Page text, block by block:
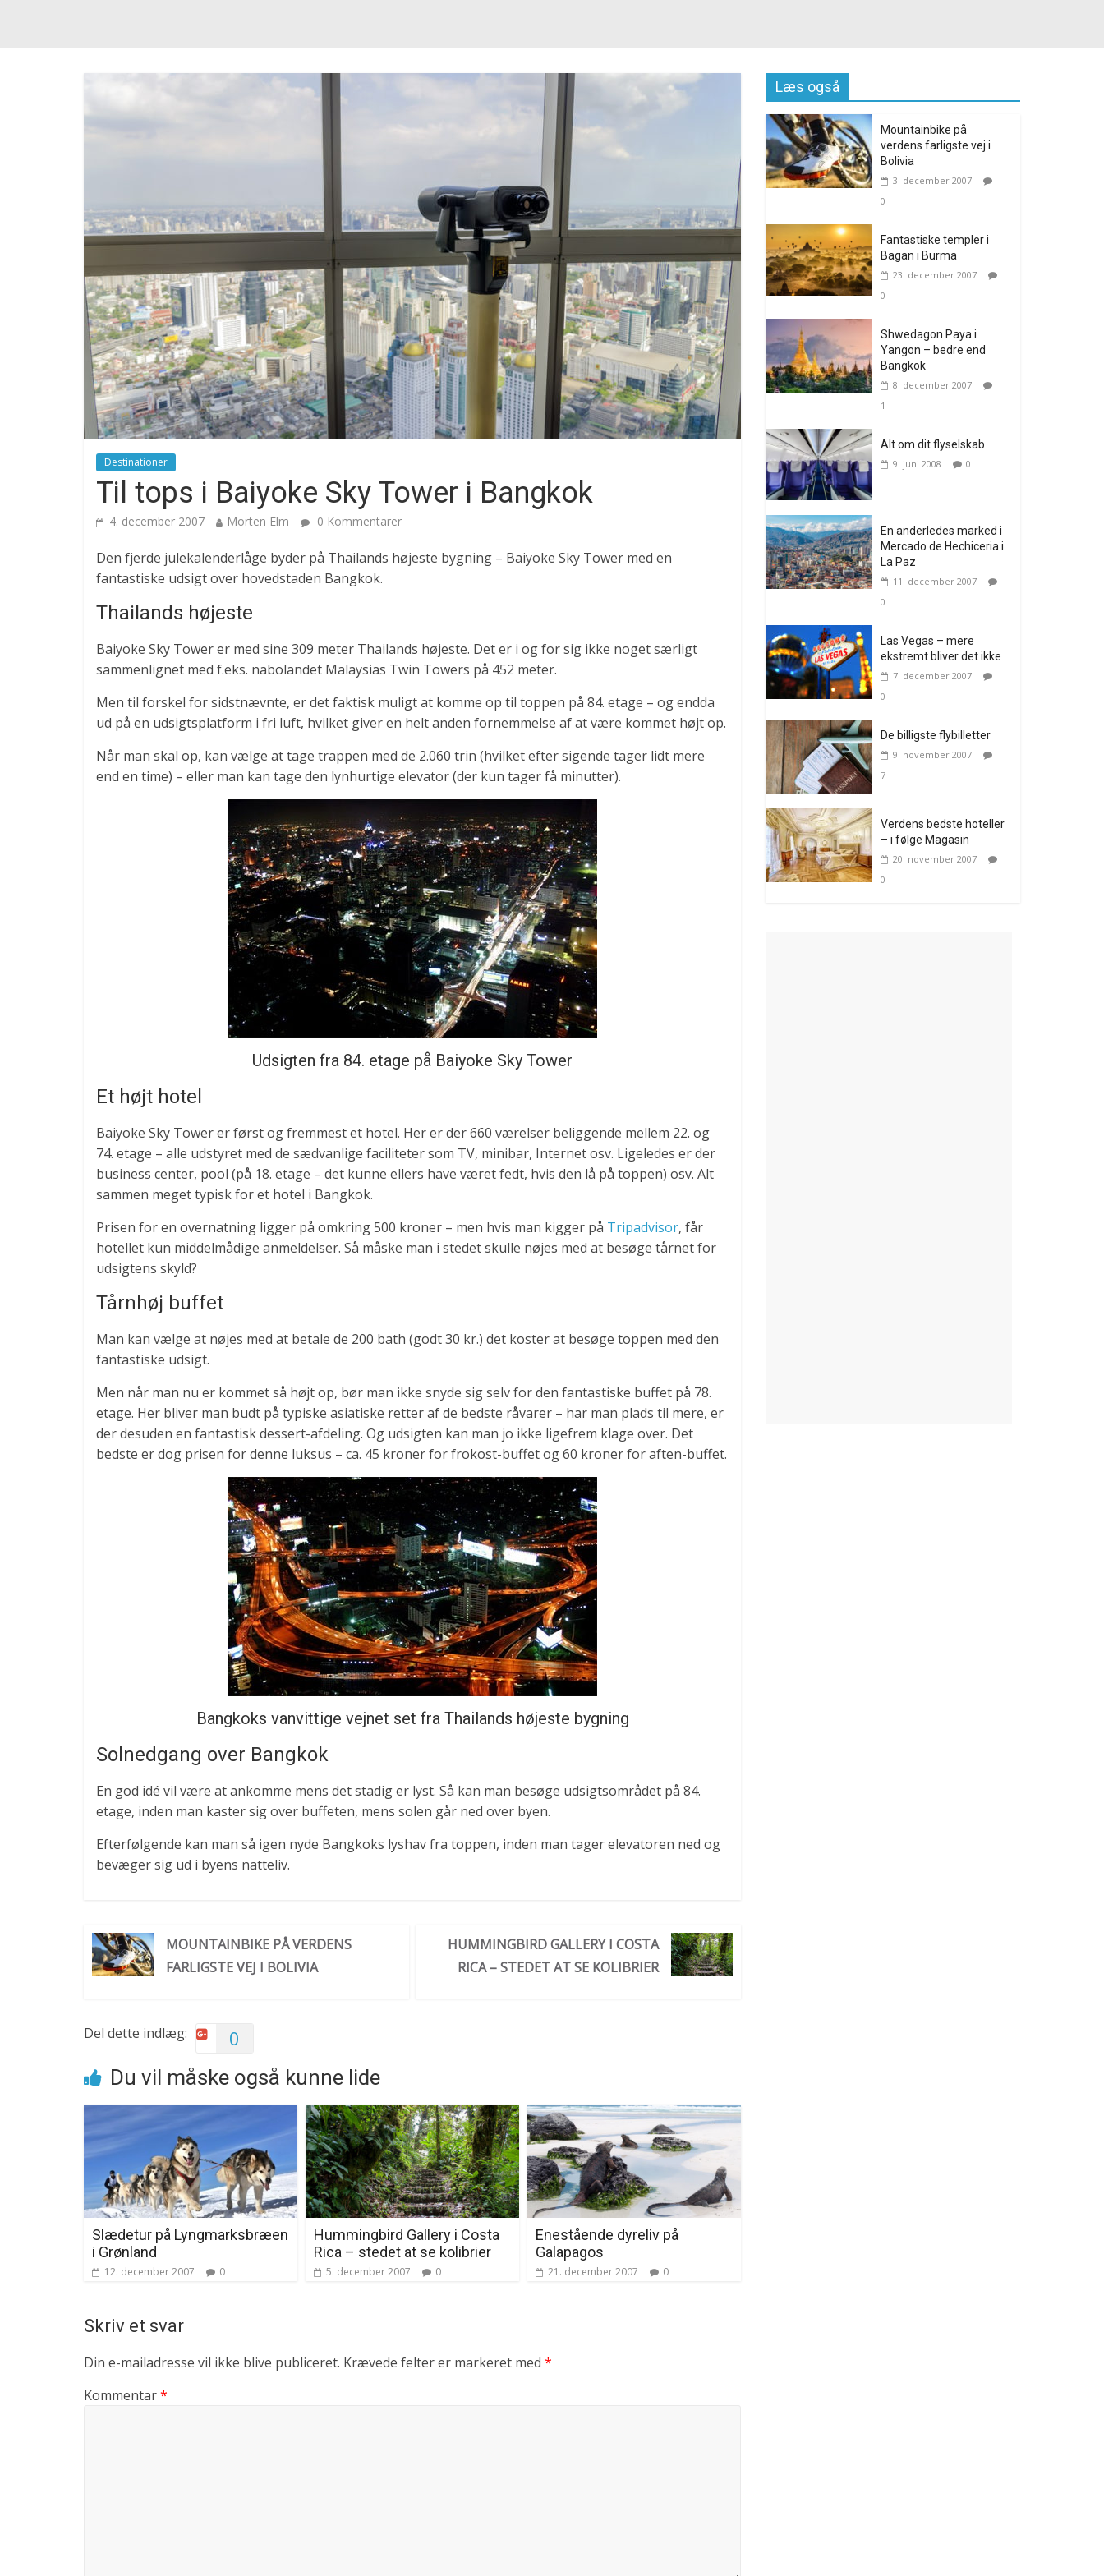
Destinationer
Til tops i Baiyoke Sky Tower i Bangkok
4. december 2007 Morten Elm 0 Kommentarer
Den fjerde julekalenderlåge byder på Thailands højeste bygning – Baiyoke Sky Tower med en
fantastiske udsigt over hovedstaden Bangkok.
Thailands højeste
Baiyoke Sky Tower er med sine 309 meter Thailands højeste. Det er i og for sig ikke noget særligt
sammenlignet med f.eks. nabolandet Malaysias Twin Towers på 452 meter.
Men til forskel for sidstnævnte, er det faktisk muligt at komme op til toppen på 84. etage – og endda
ud på en udsigtsplatform i fri luft, hvilket giver en helt anden fornemmelse af at være kommet højt op.
Når man skal op, kan vælge at tage trappen med de 2.060 trin (hvilket efter sigende tager lidt mere
end en time) – eller man kan tage den lynhurtige elevator (der kun tager få minutter).
Udsigten fra 84. etage på Baiyoke Sky Tower
Et højt hotel
Baiyoke Sky Tower er først og fremmest et hotel. Her er der 660 værelser beliggende mellem 22. og
74. etage – alle udstyret med de sædvanlige faciliteter som TV, minibar, Internet osv. Ligeledes er der
business center, pool (på 18. etage – det kunne ellers have været fedt, hvis den lå på toppen) osv. Alt
sammen meget typisk for et hotel i Bangkok.
Prisen for en overnatning ligger på omkring 500 kroner – men hvis man kigger på Tripadvisor, får
hotellet kun middelmådige anmeldelser. Så måske man i stedet skulle nøjes med at besøge tårnet for
udsigtens skyld?
Tårnhøj buffet
Man kan vælge at nøjes med at betale de 200 bath (godt 30 kr.) det koster at besøge toppen med den
fantastiske udsigt.
Men når man nu er kommet så højt op, bør man ikke snyde sig selv for den fantastiske buffet på 78.
etage. Her bliver man budt på typiske asiatiske retter af de bedste råvarer – har man plads til mere, er
der desuden en fantastisk dessert-afdeling. Og udsigten kan man jo ikke ligefrem klage over. Det
bedste er dog prisen for denne luksus – ca. 45 kroner for frokost-buffet og 60 kroner for aften-buffet.
Bangkoks vanvittige vejnet set fra Thailands højeste bygning
Solnedgang over Bangkok
En god idé vil være at ankomme mens det stadig er lyst. Så kan man besøge udsigtsområdet på 84.
etage, inden man kaster sig over buffeten, mens solen går ned over byen.
Efterfølgende kan man så igen nyde Bangkoks lyshav fra toppen, inden man tager elevatoren ned og
bevæger sig ud i byens natteliv.
MOUNTAINBIKE PÅ VERDENS
FARLIGSTE VEJ I BOLIVIA
HUMMINGBIRD GALLERY I COSTA
RICA – STEDET AT SE KOLIBRIER
Del dette indlæg:
0
Du vil måske også kunne lide
Slædetur på Lyngmarksbræen
i Grønland
12. december 2007 0
Hummingbird Gallery i Costa
Rica – stedet at se kolibrier
5. december 2007 0
Enestående dyreliv på
Galapagos
21. december 2007 0
Skriv et svar
Din e-mailadresse vil ikke blive publiceret. Krævede felter er markeret med *
Kommentar*
Læs også
Mountainbike på
verdens farligste vej i
Bolivia
3. december 2007
0
Fantastiske templer i
Bagan i Burma
23. december 2007
0
Shwedagon Paya i
Yangon – bedre end
Bangkok
8. december 2007
1
Alt om dit flyselskab
9. juni 2008 0
En anderledes marked i
Mercado de Hechiceria i
La Paz
11. december 2007
0
Las Vegas – mere
ekstremt bliver det ikke
7. december 2007
0
De billigste flybilletter
9. november 2007
7
Verdens bedste hoteller
– i følge Magasin
20. november 2007
0